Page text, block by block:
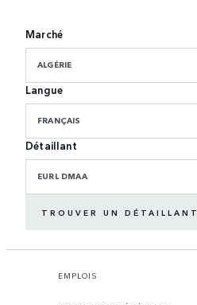
Marché
ALGÉRIE
Langue
FRANÇAIS
Détaillant
EURL DMAA
TROUVER UN DÉTAILLANT
EMPLOIS